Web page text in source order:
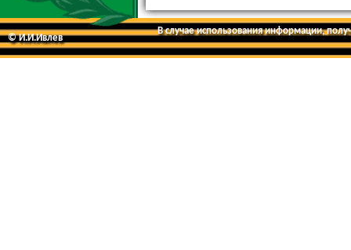
© И.И.Ивлев
В случае использования информации,